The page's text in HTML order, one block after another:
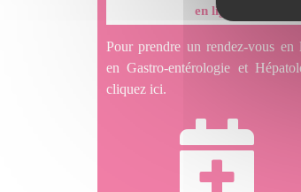
en ligne
Pour prendre un rendez-vous en
en Gastro-entérologie et
cliquez ici.